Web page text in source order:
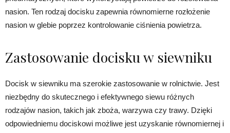
nasion. Ten rodzaj docisku zapewnia równomierne rozłożenie
nasion w glebie poprzez kontrolowanie ciśnienia powietrza.
Zastosowanie docisku w siewniku
Docisk w siewniku ma szerokie zastosowanie w rolnictwie. Jest
niezbędny do skutecznego i efektywnego siewu różnych
rodzajów nasion, takich jak zboża, warzywa czy trawy. Dzięki
odpowiedniemu dociskowi możliwe jest uzyskanie równomiernej i